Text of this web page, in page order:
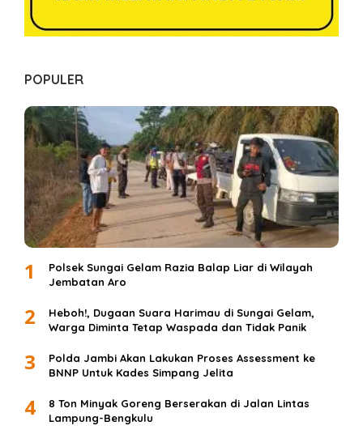
POPULER
1
Polsek Sungai Gelam Razia Balap Liar di Wilayah
Jembatan Aro
2
Heboh!, Dugaan Suara Harimau di Sungai Gelam,
Warga Diminta Tetap Waspada dan Tidak Panik
3
Polda Jambi Akan Lakukan Proses Assessment ke
BNNP Untuk Kades Simpang Jelita
4
8 Ton Minyak Goreng Berserakan di Jalan Lintas
Lampung-Bengkulu